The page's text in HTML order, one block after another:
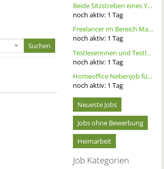
Beide Sitzstreben eines YT Capra cf pro race ersetzen, Größe S, Carbon, Schwarz
noch aktiv: 1 Tag
Freelancer im Bereich Marketing
noch aktiv: 1 Tag
Testleserinnen und Testleser für neues Buch gesucht
noch aktiv: 1 Tag
Homeoffice Nebenjob für Datenerfassung & Terminmanagement – 100 % Remote als Freelancer m/w/d
noch aktiv: 1 Tag
Neueste Jobs
Jobs ohne Bewerbung
Heimarbeit
Job Kategorien